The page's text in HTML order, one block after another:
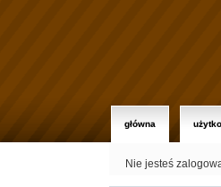
główna
Nie jesteś